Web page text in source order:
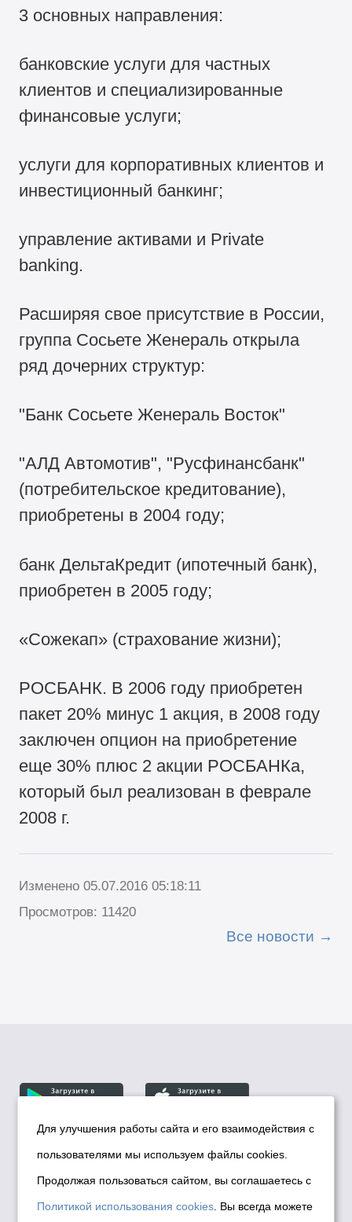
3 основных направления:
банковские услуги для частных
клиентов и специализированные
финансовые услуги;
услуги для корпоративных клиентов и
инвестиционный банкинг;
управление активами и Private
banking.
Расширяя свое присутствие в России,
группа Сосьете Женераль открыла
ряд дочерних структур:
"Банк Сосьете Женераль Восток"
"АЛД Автомотив", "Русфинансбанк"
(потребительское кредитование),
приобретены в 2004 году;
банк ДельтаКредит (ипотечный банк),
приобретен в 2005 году;
«Сожекап» (страхование жизни);
РОСБАНК. В 2006 году приобретен
пакет 20% минус 1 акция, в 2008 году
заключен опцион на приобретение
еще 30% плюс 2 акции РОСБАНКа,
который был реализован в феврале
2008 г.
Изменено 05.07.2016 05:18:11
Просмотров: 11420
Все новости
© Департамент информационной политики мэрии
города Новосибирска, 2026
Политика использования Cookies
Для улучшения работы сайта и его взаимодействия с
пользователями мы используем файлы cookies.
Продолжая пользоваться сайтом, вы соглашаетесь с
Политикой использования cookies . Вы всегда можете